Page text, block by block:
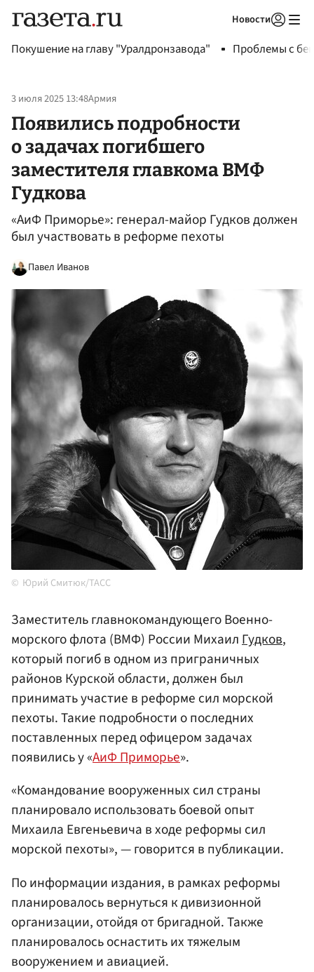
Новости
Покушение на главу "Уралдронзавода" Проблемы с
3 июля 2025 13:48Армия
Появились подробности
о задачах погибшего
заместителя главкома ВМФ
Гудкова
«АиФ Приморье»: генерал-майор Гудков должен
был участвовать в реформе пехоты
Павел Иванов
Юрий Смитюк/ТАСС
Заместитель главнокомандующего Военно-
морского флота (ВМФ) России МихаилГудков,
который погиб в одном из приграничных
районов Курской области, должен был
принимать участие в реформе сил морской
пехоты. Такие подробности о последних
поставленных перед офицером задачах
появились у «АиФ Приморье».
«Командование вооруженных сил страны
планировало использовать боевой опыт
Михаила Евгеньевича в ходе реформы сил
морской пехоты», — говорится в публикации.
По информации издания, в рамках реформы
планировалось вернуться к дивизионной
организации, отойдя от бригадной. Также
планировалось оснастить их тяжелым
вооружением и авиацией.